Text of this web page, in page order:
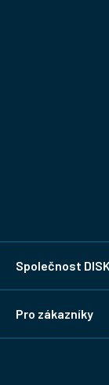
Společnost DISK
Pro zákazníky